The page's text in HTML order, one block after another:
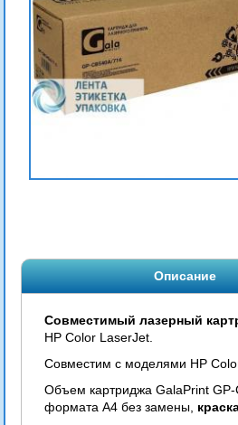
Описание
Совместимый лазерный
HP Color LaserJet.
Совместим с моделями HP
Объем картриджа GalaPrint
формата А4 без замены,